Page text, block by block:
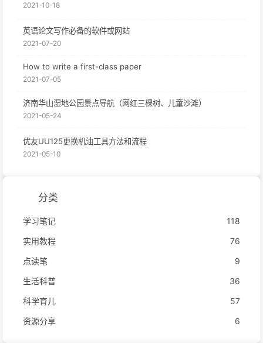
2021-10-18
英语论文写作必备的软件或网站
2021-07-20
How to write a first-class paper
2021-07-05
济南华山湿地公园景点导航（网红三棵树、儿童沙滩）
2021-05-24
优友UU125更换机油工具方法和流程
2021-05-10
分类
学习笔记
118
实用教程
76
点读笔
9
生活科普
36
科学育儿
57
资源分享
6